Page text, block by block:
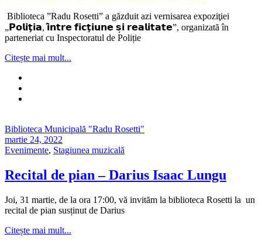
Biblioteca ”Radu Rosetti” a găzduit azi vernisarea expoziţiei
„𝗣𝗼𝗹𝗶𝘁̧𝗶𝗮, 𝗶̂𝗻𝘁𝗿𝗲 𝗳𝗶𝗰𝘁̧𝗶𝘂𝗻𝗲 𝘀̦𝗶 𝗿𝗲𝗮𝗹𝗶𝘁𝗮𝘁𝗲”, organizată în
parteneriat cu Inspectoratul de Poliție
Citește mai mult...
Biblioteca Municipală "Radu Rosetti"
martie 24, 2022
Evenimente, Stagiunea muzicală
Recital de pian – Darius Isaac Lungu
Joi, 31 martie, de la ora 17:00, vă invităm la biblioteca Rosetti la un
recital de pian susținut de Darius
Citește mai mult...